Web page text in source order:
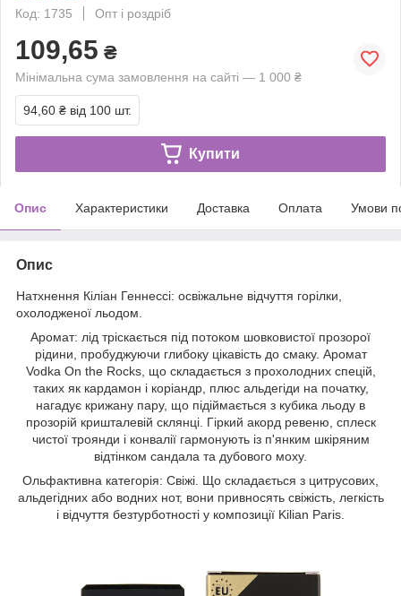
Код: 1735
Опт і роздріб
109,65 ₴
Мінімальна сума замовлення на сайті — 1 000 ₴
94,60 ₴ від 100 шт.
Купити
Опис Характеристики Доставка Оплата Умови
Опис
Натхнення Кіліан Геннессі: освіжальне відчуття горілки,
охолодженої льодом.
Аромат: лід тріскається під потоком шовковистої прозорої
рідини, пробуджуючи глибоку цікавість до смаку. Аромат
Vodka On the Rocks, що складається з прохолодних спецій,
таких як кардамон і коріандр, плюс альдегіди на початку,
нагадує крижану пару, що підіймається з кубика льоду в
прозорій кришталевій склянці. Гіркий акорд ревеню, сплеск
чистої троянди і конвалії гармонують із п'янким шкіряним
відтінком сандала та дубового моху.
Ольфактивна категорія: Свіжі. Що складається з цитрусових,
альдегідних або водних нот, вони привносять свіжість, легкість
і відчуття безтурботності у композиції Kilian Paris.